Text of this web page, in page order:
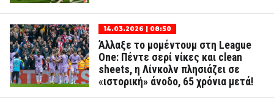
14.03.2026 | 08:50
Άλλαξε το μομέντουμ στη League
One: Πέντε σερί νίκες και clean
sheets, η Λίνκολν πλησιάζει σε
«ιστορική» άνοδο, 65 χρόνια μετά!